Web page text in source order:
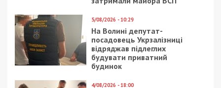
списков на 2017 год будет рассмотрен вопрос о
включении работ по ремонту в жилом доме №1,
корпус 1 на ж/м Тополь-3 в список, отвечают в
департаменте. Так когда же все-таки проведут
ремонт: в несуществующем шестом квартале